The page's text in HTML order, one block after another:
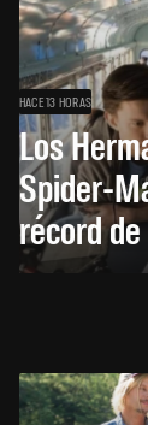
HACE 13 HORAS
Los
Spider-
récord